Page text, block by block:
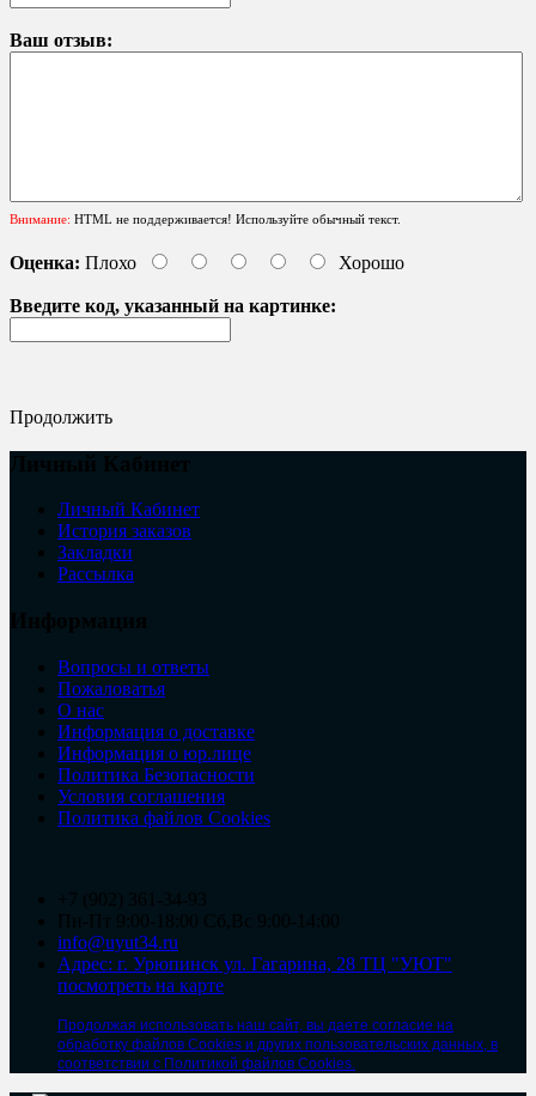
Ваш отзыв:
Внимание: HTML не поддерживается! Используйте обычный текст.
Оценка: Плохо Хорошо
Введите код, указанный на картинке:
Продолжить
Личный Кабинет
История заказов
Закладки
Рассылка
Вопросы и ответы
Пожаловатья
О нас
Информация о доставке
Информация о юр.лице
Политика Безопасности
Условия соглашения
Политика файлов Cookies
info@uyut34.ru
Адрес: г. Урюпинск ул. Гагарина, 28 ТЦ "УЮТ"
посмотреть на карте
Продолжая использовать наш сайт, вы даете согласие на
обработку файлов Cookies и других пользовательских данных, в
соответствии с Политикой файлов Cookies.